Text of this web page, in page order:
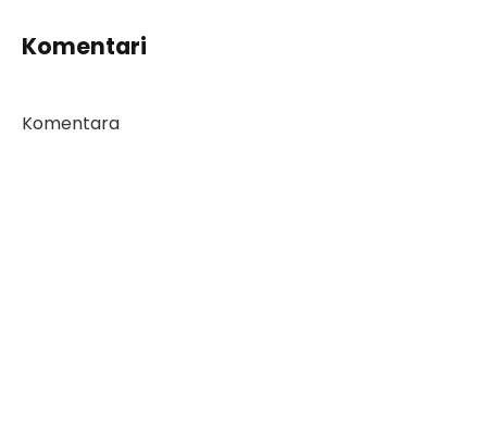
Komentari
Komentara